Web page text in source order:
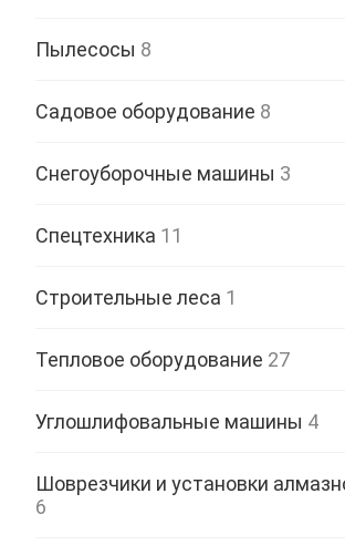
Пылесосы 8
Садовое оборудование 8
Снегоуборочные машины 3
Спецтехника 11
Строительные леса 1
Тепловое оборудование 27
Углошлифовальные машины 4
Шоврезчики и установки
6